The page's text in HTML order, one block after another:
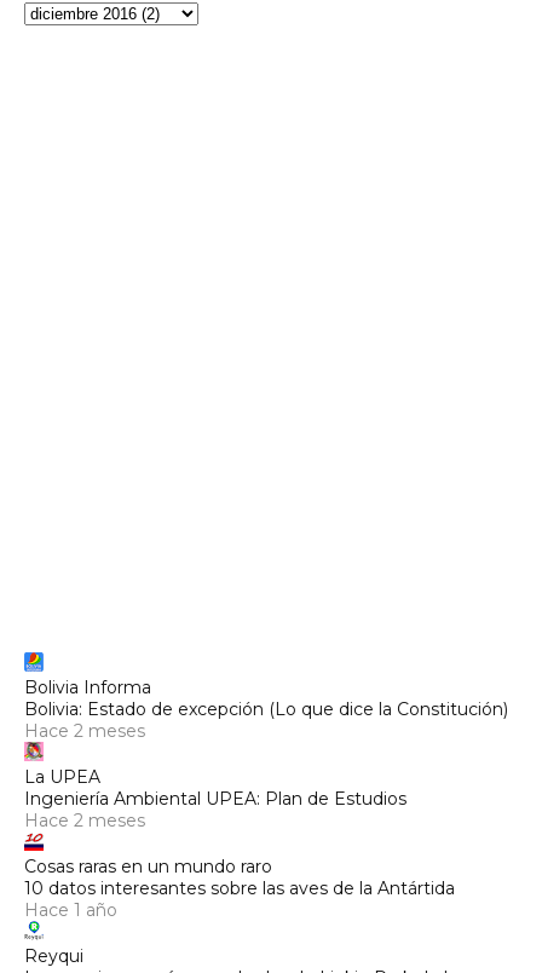
Bolivia Informa
Bolivia: Estado de excepción (Lo que dice la Constitución)
Hace 2 meses
La UPEA
Ingeniería Ambiental UPEA: Plan de Estudios
Hace 2 meses
Cosas raras en un mundo raro
10 datos interesantes sobre las aves de la Antártida
Hace 1 año
Reyqui